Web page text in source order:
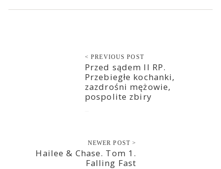
< PREVIOUS POST
Przed sądem II RP.
Przebiegłe kochanki,
zazdrośni mężowie,
pospolite zbiry
NEWER POST >
Hailee & Chase. Tom 1.
Falling Fast